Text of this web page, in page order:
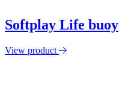
Softplay Life buoy
View product